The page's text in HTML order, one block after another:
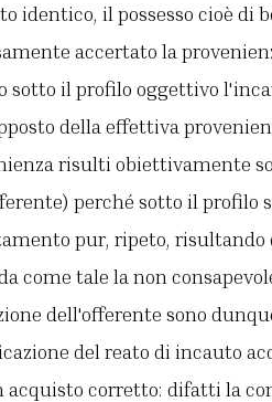
identico, il possesso cioè di
accertato la
sotto il profilo oggettivo
della effettiva
risulti obiettivamente
perché sotto il profilo
pur, ripeto,
come tale la non
dell'offerente sono
del reato di incauto
acquisto corretto: difatti la